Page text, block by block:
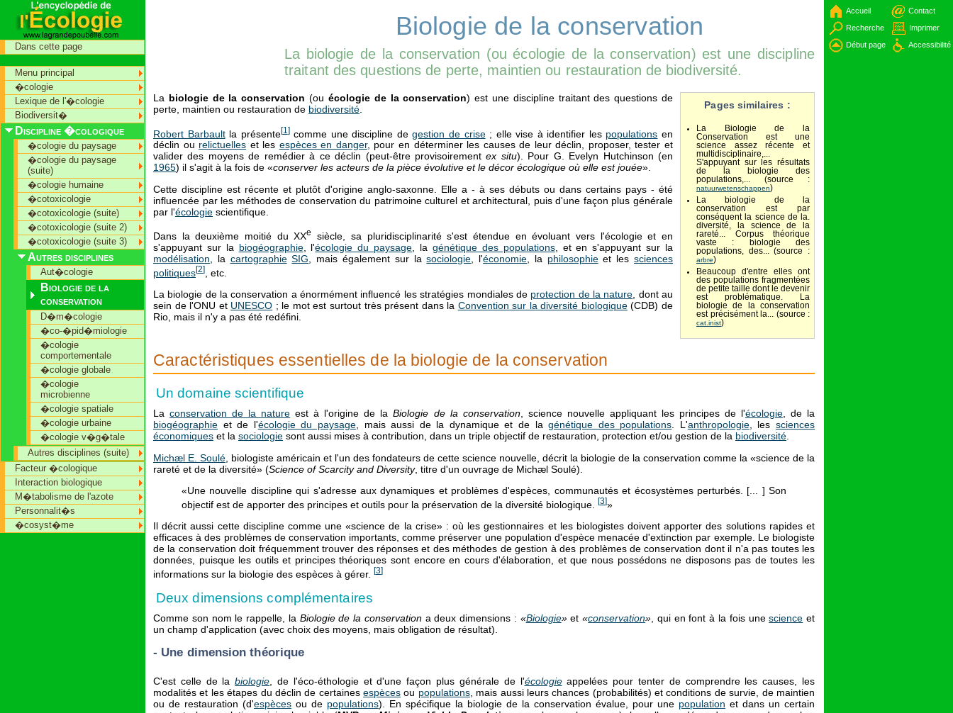
Biologie de la conservation
La biologie de la conservation (ou écologie de la conservation) est une discipline
traitant des questions de perte, maintien ou restauration de biodiversité.
Pages similaires :
La Biologie de la
Conservation est une
science assez récente et
multidisciplinaire,...
S'appuyant sur les résultats
de la biologie des
populations,... (source :
natuurwetenschappen)
La biologie de la
conservation est par
conséquent la science de la.
diversité, la science de la
rareté... Corpus théorique
vaste : biologie des
populations, des... (source :
arbre)
Beaucoup d'entre elles ont
des populations fragmentées
de petite taille dont le devenir
est problématique. La
biologie de la conservation
est précisément la... (source :
cat.inist)
La biologie de la conservation (ou écologie de la conservation) est une discipline traitant des questions de
perte, maintien ou restauration de biodiversité
Robert Barbaultla présente[1 ]comme une discipline degestion de crise; elle vise à identifier les populations en
déclin ou relictuelles et les espèces en danger, pour en déterminer les causes de leur déclin, proposer, tester et
valider des moyens de remédier à ce déclin (peut-être provisoirementex situ). Pour G. Evelyn Hutchinson (en
1965) il s'agit à la fois de «conserver les acteurs de la pièce évolutive et le décor écologique où elle est jouée».
Cette discipline est récente et plutôt d'origine anglo-saxonne. Elle a - à ses débuts ou dans certains pays - été
influencée par les méthodes de conservation du patrimoine culturel et architectural, puis d'une façon plus générale
par l'écologie scientifique.
Dans la deuxième moitié duXXe
siècle, sa pluridisciplinarité s'est étendue en évoluant vers l'écologie et en
s'appuyant sur la biogéographie, l'écologie du paysage , la génétique des populations, et en s'appuyant sur la
modélisation , la cartographie SIG , mais également sur lasociologie , l'économie , la philosophieet lessciences
politiques[2]
, etc.
La biologie de la conservation a énormément influencé les stratégies mondiales de protection de la nature , dont au
sein de l'ONU et UNESCO ; le mot est surtout très présent dans la Convention sur la diversité biologique(CDB) de
Rio, mais il n'y a pas été redéfini.
Caractéristiques essentielles de la biologie de la conservation
Un domaine scientifique
Laconservation de la nature est à l'origine de laBiologie de la conservation, science nouvelle appliquant les principes de l'écologie, de la
biogéographie et de l'écologie du paysage, mais aussi de la dynamique et de lagénétique des populations . L'anthropologie, lessciences
économiques et la sociologie sont aussi mises à contribution, dans un triple objectif de restauration, protection et/ou gestion de la biodiversité
Michæl E. Soulé , biologiste américain et l'un des fondateurs de cette science nouvelle, décrit la biologie de la conservation comme la «science de la
rareté et de la diversité» (Science of Scarcity and Diversity, titre d'un ouvrage de Michæl Soulé).
«Une nouvelle discipline qui s'adresse aux dynamiques et problèmes d'espèces, communautés et écosystèmes perturbés. [... ] Son
objectif est de apporter des principes et outils pour la préservation de la diversité biologique.
[3]»
Il décrit aussi cette discipline comme une «science de la crise» : où les gestionnaires et les biologistes doivent apporter des solutions rapides et
efficaces à des problèmes de conservation importants, comme préserver une population d'espèce menacée d'extinction par exemple. Le biologiste
de la conservation doit fréquemment trouver des réponses et des méthodes de gestion à des problèmes de conservation dont il n'a pas toutes les
données, puisque les outils et principes théoriques sont encore en cours d'élaboration, et que nous possédons ne disposons pas de toutes les
informations sur la biologie des espèces à gérer. [3]
Deux dimensions complémentaires
Comme son nom le rappelle, la Biologie de la conservationa deux dimensions : «Biologie»et«conservation», qui en font à la fois unescience et
un champ d'application (avec choix des moyens, mais obligation de résultat).
- Une dimension théorique
C'est celle de labiologie , de l'éco-éthologie et d'une façon plus générale de l'écologieappelées pour tenter de comprendre les causes, les
modalités et les étapes du déclin de certainesespèces ou populations, mais aussi leurs chances (probabilités) et conditions de survie, de maintien
ou de restauration (d'espèces ou de populations). En spécifique la biologie de la conservation évalue, pour une population et dans un certain
Dans cette page
Menu principal
�cologie
Lexique de l'�cologie
Biodiversit�
Discipline �cologique
�cologie du paysage
�cologie du paysage
(suite)
�cologie humaine
�cotoxicologie
�cotoxicologie (suite)
�cotoxicologie (suite 2)
�cotoxicologie (suite 3)
Autres disciplines
Aut�cologie
Biologie de la
conservation
D�m�cologie
�co-�pid�miologie
�cologie
comportementale
�cologie globale
�cologie
microbienne
�cologie spatiale
�cologie urbaine
�cologie v�g�tale
Autres disciplines (suite)
Facteur �cologique
Interaction biologique
M�tabolisme de l'azote
Personnalit�s
�cosyst�me
Accueil
Recherche
Début page
Contact
Imprimer
Accessibilité